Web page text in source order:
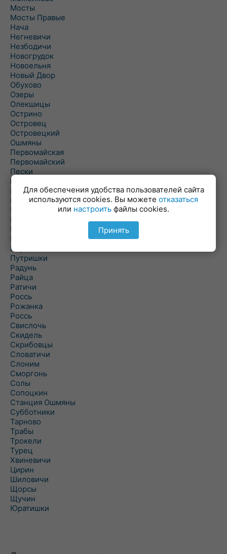
Мосты
Мосты Правые
Нача
Негневичи
Незбодичи
Новогрудок
Новоельня
Новый Двор
Обухово
Озеры
Олекшицы
Острино
Островец
Островецкий
Ошмяны
Первомайская
Первомайский
Пески
Петревичи
Погородно
Пограничный
Подлабенье
Подольцы
Подороск
Поречье
Порозово
Путришки
Радунь
Райца
Ратичи
Роcсь
Рожанка
Россь
Свислочь
Скидель
Скрибовцы
Словатичи
Слоним
Сморгонь
Солы
Сопоцкин
Станция Ошмяны
Субботники
Тарново
Трабы
Трокели
Турец
Хвиневичи
Цирин
Шиловичи
Щорсы
Щучин
Юратишки
Для обеспечения удобства пользователей сайта
используются cookies. Вы можете отказаться
или настроить файлы cookies.
Принять